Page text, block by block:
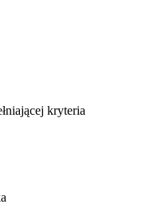
kryteria